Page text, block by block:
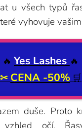
u všech typů
vyhovuje
🔥 Yes Lashes 🔥
✂ CENA -50% 🛒
duše. Proto
vzhled očí.